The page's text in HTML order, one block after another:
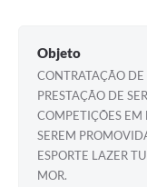
Objeto
CONTRATAÇÃO DE
PRESTAÇÃO DE
COMPETIÇÕES EM
SEREM
ESPORTE LAZER
MOR.